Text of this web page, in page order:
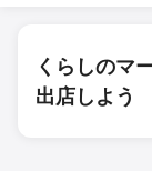
くらしのマ
出店しよう